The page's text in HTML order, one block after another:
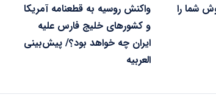
شما را
واکنش روسیه به قطعنامه آمریکا
و کشور‌های خلیج فارس علیه
ایران چه خواهد بود؟/ پیش‌بینی
العربیه